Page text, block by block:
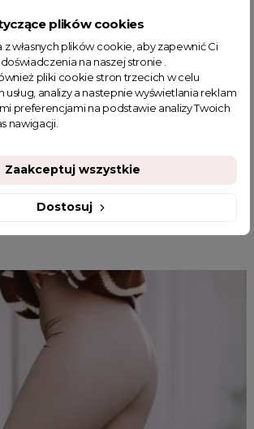
biała koszula damska
elegancka koszula damska
damskie
jesienne stylizacje
fajne ciuszki
fajne koszule
koszula damska elegancka
plików cookies
z własnych plików cookie, aby zapewnić Ci
na naszej stronie .
pliki cookie stron trzecich w celu
usług, analizy a nastepnie wyświetlania reklam
preferencjami na podstawie analizy Twoich
nawigacji.
Dostosuj
Zaakceptuj wszystkie